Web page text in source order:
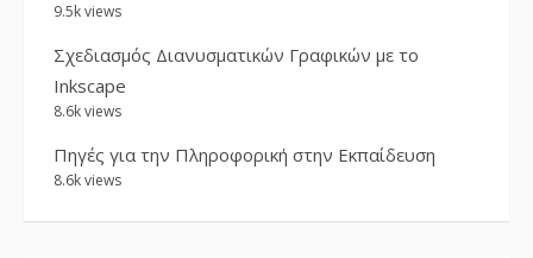
9.5k views
Σχεδιασμός Διανυσματικών Γραφικών με το
Inkscape
8.6k views
Πηγές για την Πληροφορική στην Εκπαίδευση
8.6k views